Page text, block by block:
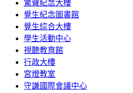
驚聲紀念大樓
覺生紀念圖書館
覺生綜合大樓
學生活動中心
視聽教育館
行政大樓
宮燈教室
守謙國際會議中心